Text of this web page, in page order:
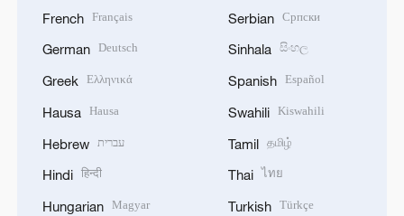
French Français
German Deutsch
Greek Ελληνικά
Hausa Hausa
Hebrew עברית
Hindi हिन्दी
Hungarian Magyar
Serbian Српски
Sinhala සිංහල
Spanish Español
Swahili Kiswahili
Tamil தமிழ்
Thai ไทย
Turkish Türkçe